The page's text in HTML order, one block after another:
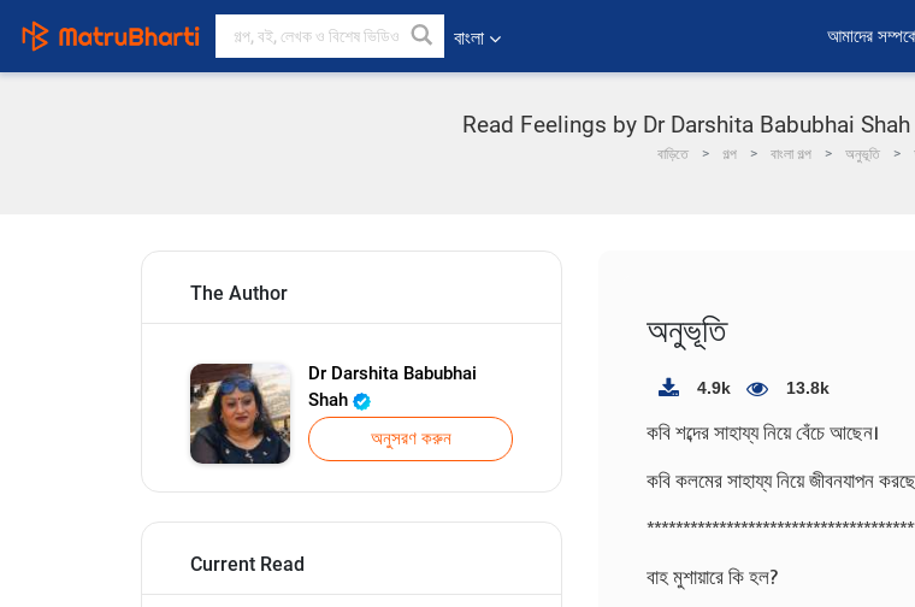
বাংলা আমাদের
Read Feelings by Dr Darshita Babubhai Shah in
বাড়িতে গল্প বাংলা গল্প অনুভূতি
The Author
Dr Darshita Babubhai
Shah
অনুসরণ করুন
Current Read
অনুভূতি
4.9k 13.8k
কবি শব্দের সাহায্য নিয়ে বেঁচে আছেন।
কবি কলমের সাহায্য নিয়ে জীবনযাপন
বাহ মুশায়ারে কি হল?